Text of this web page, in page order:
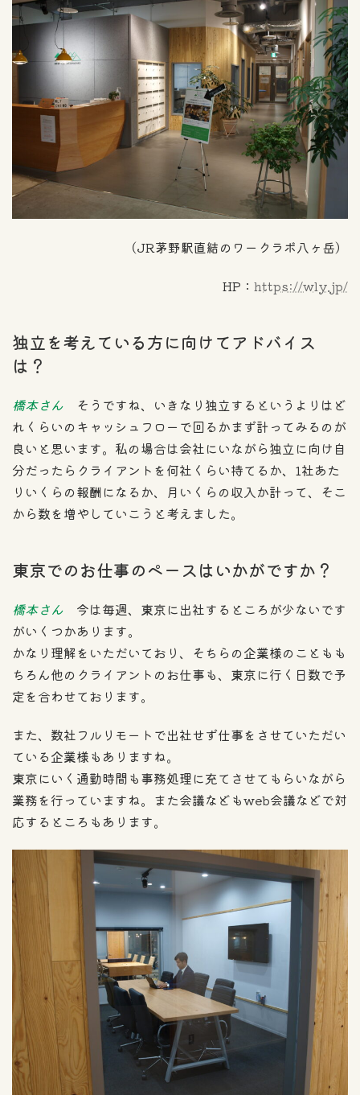
（JR茅野駅直結のワークラボ八ヶ岳）
HP： https://wly.jp/
独立を考えている方に向けてアドバイス
は？
橋本さん そうですね、いきなり独立するというよりはど
れくらいのキャッシュフローで回るかまず計ってみるのが
良いと思います。私の場合は会社にいながら独立に向け自
分だったらクライアントを何社くらい持てるか、1社あた
りいくらの報酬になるか、月いくらの収入か計って、そこ
から数を増やしていこうと考えました。
東京でのお仕事のペースはいかがですか？
橋本さん 今は毎週、東京に出社するところが少ないです
がいくつかあります。
かなり理解をいただいており、そちらの企業様のこともも
ちろん他のクライアントのお仕事も、東京に行く日数で予
定を合わせております。
また、数社フルリモートで出社せず仕事をさせていただい
ている企業様もありますね。
東京にいく通勤時間も事務処理に充てさせてもらいながら
業務を行っていますね。また会議などもweb会議などで対
応するところもあります。